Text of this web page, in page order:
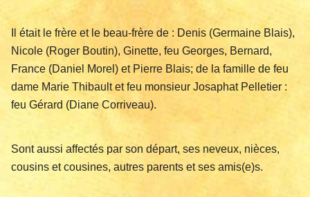
Il était le frère et le beau-frère de : Denis (Germaine Blais),
Nicole (Roger Boutin), Ginette, feu Georges, Bernard,
France (Daniel Morel) et Pierre Blais; de la famille de feu
dame Marie Thibault et feu monsieur Josaphat Pelletier :
feu Gérard (Diane Corriveau).
Sont aussi affectés par son départ, ses neveux, nièces,
cousins et cousines, autres parents et ses amis(e)s.